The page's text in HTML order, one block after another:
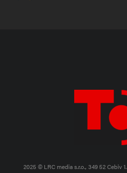
2025 © LRC media s.r.o., 349 52 Cebiv 1.